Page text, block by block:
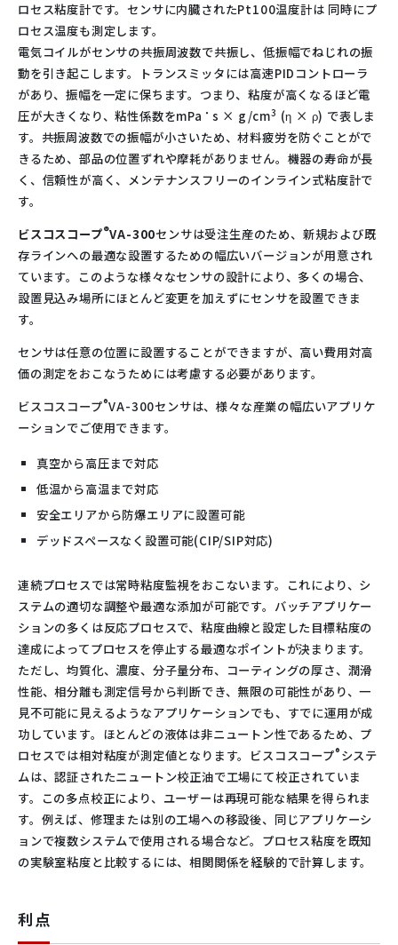
ロセス粘度計です。センサに内臓されたPt100温度計は 同時にプ
ロセス温度も測定します。
電気コイルがセンサの共振周波数で共振し、低振幅でねじれの振
動を引き起こします。トランスミッタには高速PIDコントローラ
があり、振幅を一定に保ちます。つまり、粘度が高くなるほど電
圧が大きくなり、粘性係数をmPa ・ s × g/cm3 (η × ρ) で表しま
す。共振周波数での振幅が小さいため、材料疲労を防ぐことがで
きるため、部品の位置ずれや摩耗がありません。機器の寿命が長
く、信頼性が高く、メンテナンスフリーのインライン式粘度計で
す。
ビスコスコープ®VA-300センサは受注生産のため、新規および既
存ラインへの最適な設置するための幅広いバージョンが用意され
ています。このような様々なセンサの設計により、多くの場合、
設置見込み場所にほとんど変更を加えずにセンサを設置できま
す。
センサは任意の位置に設置することができますが、高い費用対高
価の測定をおこなうためには考慮する必要があります。
ビスコスコープ®VA-300センサは、様々な産業の幅広いアプリケ
ーションでご使用できます。
真空から高圧まで対応
低温から高温まで対応
安全エリアから防爆エリアに設置可能
デッドスペースなく設置可能(CIP/SIP対応)
連続プロセスでは常時粘度監視をおこないます。これにより、シ
ステムの適切な調整や最適な添加が可能です。バッチアプリケー
ションの多くは反応プロセスで、粘度曲線と設定した目標粘度の
達成によってプロセスを停止する最適なポイントが決まります。
ただし、均質化、濃度、分子量分布、コーティングの厚さ、潤滑
性能、相分離も測定信号から判断でき、無限の可能性があり、一
見不可能に見えるようなアプリケーションでも、すでに運用が成
功しています。ほとんどの液体は非ニュートン性であるため、プ
ロセスでは相対粘度が測定値となります。ビスコスコープ® システ
ムは、認証されたニュートン校正油で工場にて校正されていま
す。この多点校正により、ユーザーは再現可能な結果を得られま
す。例えば、修理または別の工場への移設後、同じアプリケーシ
ョンで複数システムで使用される場合など。プロセス粘度を既知
の実験室粘度と比較するには、相関関係を経験的で計算します。
利点